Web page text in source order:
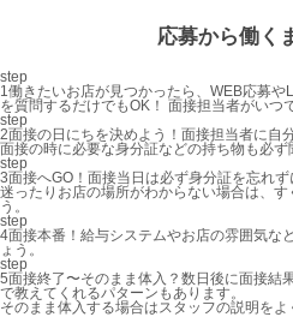
応募から働く
step
1 働きたいお店が見つかったら、WEB応募や
を質問するだけでもOK！ 面接担当者がいつ
step
2面接の日にちを決めよう！ 面接担当者に自
面接の時に必要な身分証などの持ち物も必ず
step
3面接へGO！ 面接当日は必ず身分証を忘れず
迷ったりお店の場所がわからない場合は、
う。
step
4面接本番！ 給与システムやお店の雰囲気な
ょう。
step
5面接終了〜そのまま体入？ 数日後に面接結
で教えてくれるパターンもあります。
そのまま体入する場合はスタッフの説明をよ